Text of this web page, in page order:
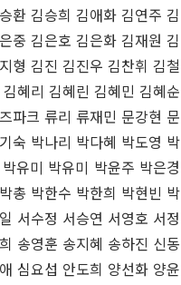
환 김승희 김애화 김연주 김
중 김은호 김은화 김재원 김
형 김진 김진우 김찬휘 김철
혜리 김혜린 김혜민 김혜순
파크 류리 류재민 문강현 문
숙 박나리 박다혜 박도영 박
유미 박유미 박윤주 박은경
총 박한수 박한희 박현빈 박
서수정 서승연 서영호 서정
송영훈 송지혜 송하진 신동
심요섭 안도희 양선화 양윤